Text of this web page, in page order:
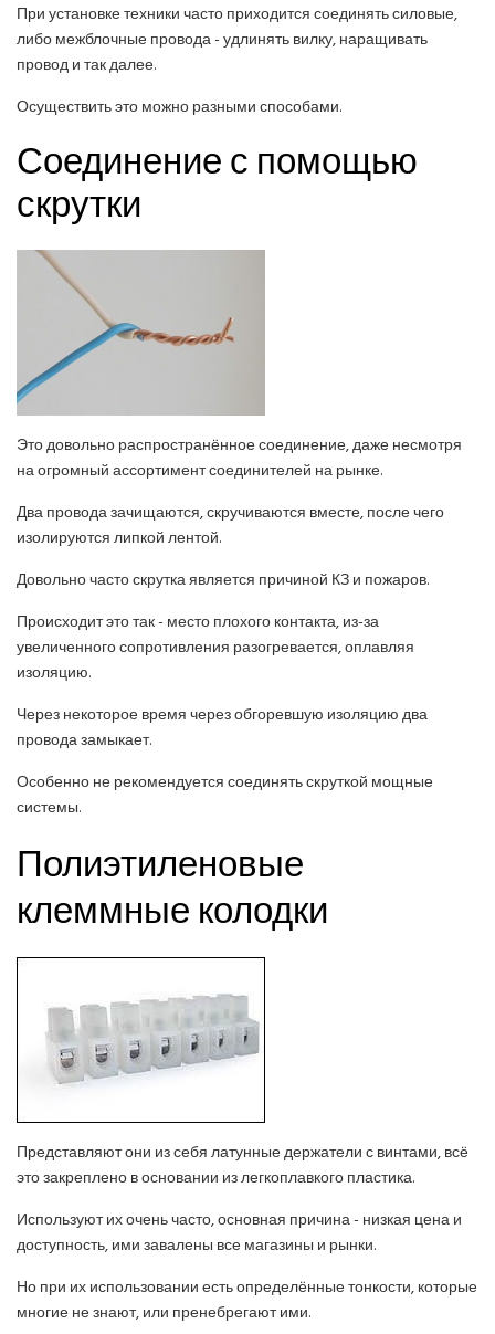
При установке техники часто приходится соединять силовые,
либо межблочные провода - удлинять вилку, наращивать
провод и так далее.
Осуществить это можно разными способами.
Соединение с помощью
скрутки
Это довольно распространённое соединение, даже несмотря
на огромный ассортимент соединителей на рынке.
Два провода зачищаются, скручиваются вместе, после чего
изолируются липкой лентой.
Довольно часто скрутка является причиной КЗ и пожаров.
Происходит это так - место плохого контакта, из-за
увеличенного сопротивления разогревается, оплавляя
изоляцию.
Через некоторое время через обгоревшую изоляцию два
провода замыкает.
Особенно не рекомендуется соединять скруткой мощные
системы.
Полиэтиленовые
клеммные колодки
Представляют они из себя латунные держатели с винтами, всё
это закреплено в основании из легкоплавкого пластика.
Используют их очень часто, основная причина - низкая цена и
доступность, ими завалены все магазины и рынки.
Но при их использовании есть определённые тонкости, которые
многие не знают, или пренебрегают ими.